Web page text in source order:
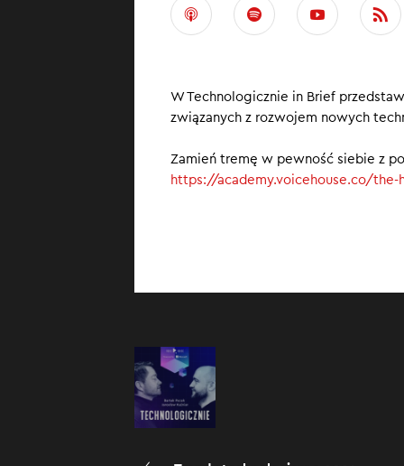
#1
czy
New York
gigantów?
W Technologicznie in Brief
związanych z rozwojem nowych
Zamień tremę w pewność siebie z
https://academy.voicehouse.co/the-